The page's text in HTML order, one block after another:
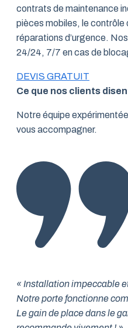
contrats de maintenance
pièces mobiles, le contrôle
réparations d’urgence.
24/24, 7/7 en cas de
DEVIS GRATUIT
Ce que nos clients
Notre équipe
vous accompagner.
« Installation impeccable
Notre porte fonctionne
Le gain de place dans le